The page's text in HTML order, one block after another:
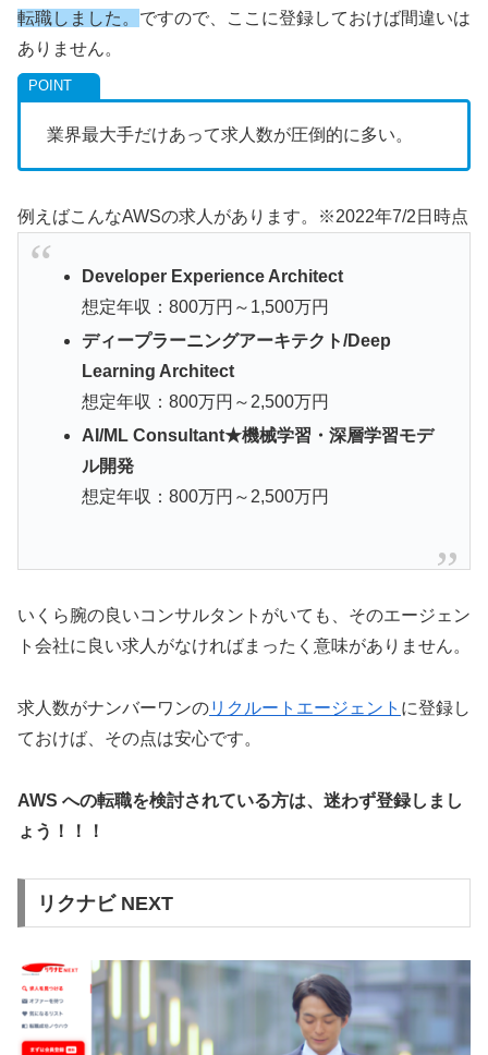
転職しました。 ですので、ここに登録しておけば間違いは
ありません。
業界最大手だけあって求人数が圧倒的に多い。
例えばこんなAWSの求人があります。※2022年7/2日時点
Developer Experience Architect
想定年収：800万円～1,500万円
ディープラーニングアーキテクト/Deep
Learning Architect
想定年収：800万円～2,500万円
AI/ML Consultant★機械学習・深層学習モデ
ル開発
想定年収：800万円～2,500万円
いくら腕の良いコンサルタントがいても、そのエージェン
ト会社に良い求人がなければまったく意味がありません。
求人数がナンバーワンのリクルートエージェント に登録し
ておけば、その点は安心です。
AWS への転職を検討されている方は、迷わず登録しまし
ょう！！！
リクナビ NEXT